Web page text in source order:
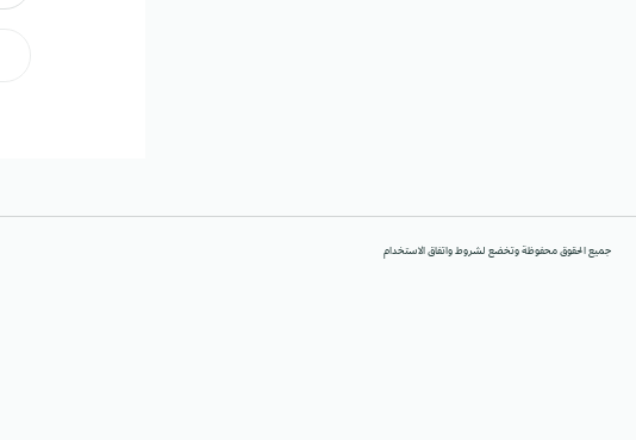
جميع الحقوق محفوظة وتخضع لشروط واتفاق الاستخدام